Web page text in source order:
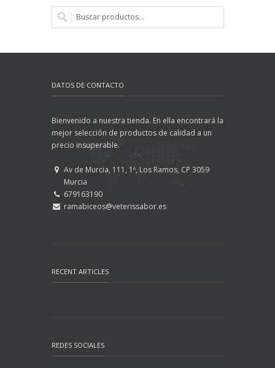
DATOS DE CONTACTO
Bienvenido a nuestra tienda. En ella encontrará la
mejor selección de productos de calidad a un
precio insuperable.
Av de Murcia, 111, 1º, Los Ramos, CP 3059
Murcia
679163190
ramabiceos@veterissabor.es
RECENT ARTICLES
REDES SOCIALES